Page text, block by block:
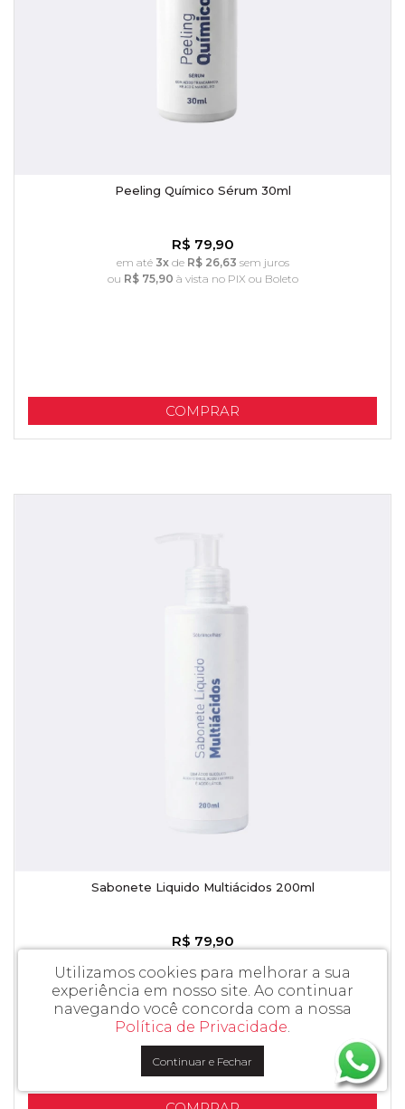
Peeling Químico Sérum 30ml
R$ 79,90
em até 3xde R$ 26,63 sem juros
ou R$ 75,90 à vista no PIX ou Boleto
COMPRAR
Sabonete Liquido Multiácidos 200ml
R$ 79,90
ouR$ 75,90à vista no PIX ou Boleto
Utilizamos cookies para melhorar a sua
experiência em nosso site. Ao continuar
navegando você concorda com a nossa
Política de Privacidade.
Continuar e Fechar